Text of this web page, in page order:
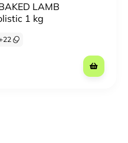
LAMB
1 kg
22